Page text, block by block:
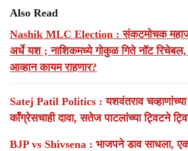
Also Read
Nashik MLC Election : संकटमोचक
अर्धे यश ; नाशिकमध्ये गोकुळ गिते नॉट
आव्हान कायम राहणार?
Satej Patil Politics : यशवंतराव चव्हाणांच्या
काँग्रेसचाही दावा, सतेज पाटलांच्या ट्विटने
BJP vs Shivsena : भाजपने डाव साधला,